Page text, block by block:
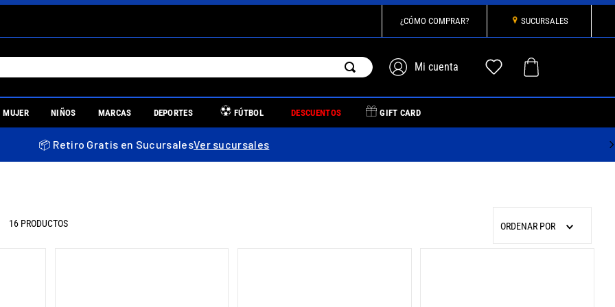
¿CÓMO COMPRAR? SUCURSALES
MUJER NIÑOS MARCAS DEPORTES FÚTBOL DESCUENTOS GIFT CARD
📦 Retiro Gratis en SucursalesVer sucursales
16 PRODUCTOS ORDENAR POR
MÁS BUSCADOS